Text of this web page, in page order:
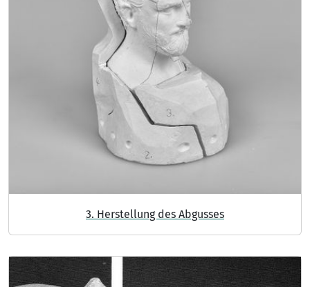
3. Herstellung des Abgusses